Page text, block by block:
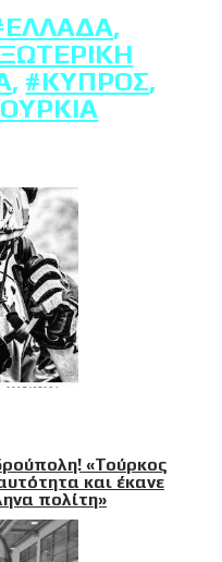
,
, #ΚΎΠΡΟΣ,
«Τούρκος
και έκανε
πολίτη»